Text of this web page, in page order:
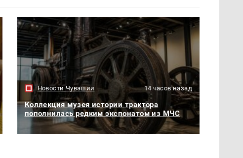
Новости Чувашии 14 часов назад
Коллекция музея истории трактора
пополнилась редким экспонатом из МЧС